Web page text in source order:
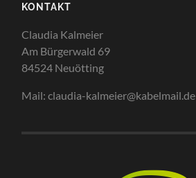
KONTAKT
Claudia Kalmeier
Am Bürgerwald 69
84524 Neuötting
Mail: claudia-kalmeier@kabelmail.de